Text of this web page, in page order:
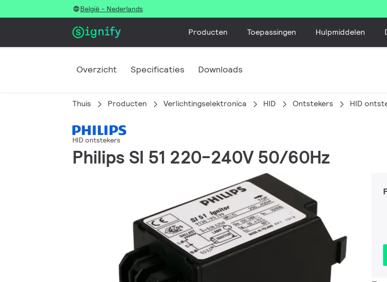
België - Nederlands
Producten Toepassingen Hulpmiddelen
Overzicht Specificaties Downloads
Thuis Producten Verlichtingselektronica HID Ontstekers HID
HID ontstekers
Philips SI 51 220-240V 50/60Hz